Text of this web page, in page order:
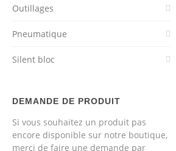
Outillages
Pneumatique
Silent bloc
DEMANDE DE PRODUIT
Si vous souhaitez un produit pas
encore disponible sur notre boutique,
merci de faire une demande par